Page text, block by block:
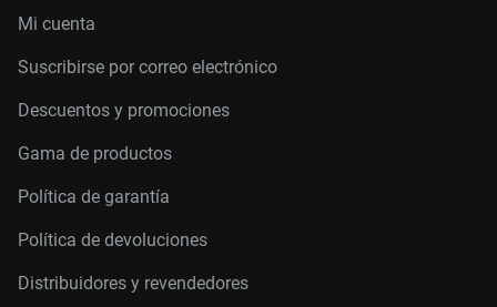
Mi cuenta
Suscribirse por correo electrónico
Descuentos y promociones
Gama de productos
Política de garantía
Política de devoluciones
Distribuidores y revendedores